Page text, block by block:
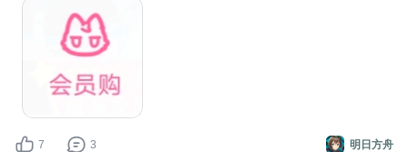
明日方舟
7 3